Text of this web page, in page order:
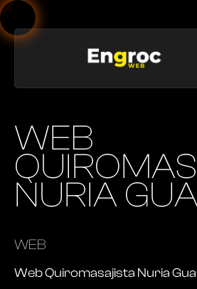
WEB
NURIA
WEB
Web Quiromasajista Nuria